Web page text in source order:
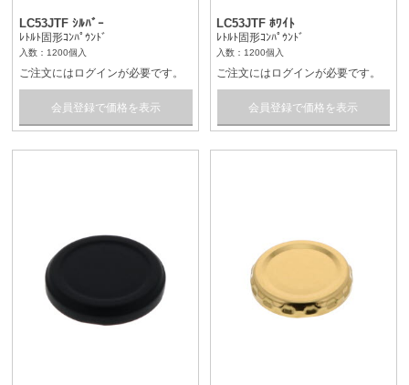
LC53JTF ｼﾙﾊﾞｰ
ﾚﾄﾙﾄ固形ｺﾝﾊﾟｳﾝﾄﾞ
入数：1200個入
ご注文にはログインが必要です。
会員登録で価格を表示
LC53JTF ﾎﾜｲﾄ
ﾚﾄﾙﾄ固形ｺﾝﾊﾟｳﾝﾄﾞ
入数：1200個入
ご注文にはログインが必要です。
会員登録で価格を表示